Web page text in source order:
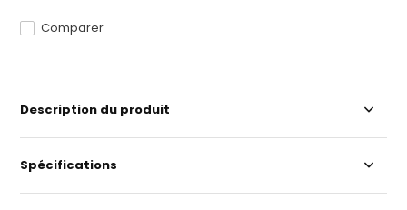
Comparer
Description du produit
Spécifications